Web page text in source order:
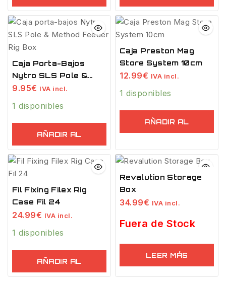
CARRITO
CARRITO
Caja Porta-Bajos
Nytro SLS Pole &
Method Feeder Rig
9.95€ IVA incl.
1 disponibles
AÑADIR AL
CARRITO
Caja Preston Mag
Store System 10cm
12.99€ IVA incl.
1 disponibles
AÑADIR AL
CARRITO
Fil Fixing Filex Rig
Case Fil 24
24.99€ IVA incl.
1 disponibles
AÑADIR AL
CARRITO
Revalution Storage
Box
34.99€ IVA incl.
Fuera de Stock
LEER MÁS